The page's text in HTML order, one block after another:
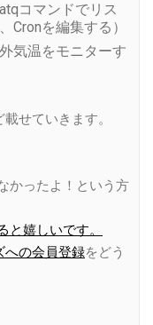
コマンドでリス
Cronを編集する）
気温をモニターす
せていきます。
かったよ！という方
嬉しいです。
への会員登録をどう